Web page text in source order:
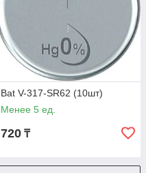
Bat V-317-SR62 (10шт)
Менее 5 ед.
720 ₸